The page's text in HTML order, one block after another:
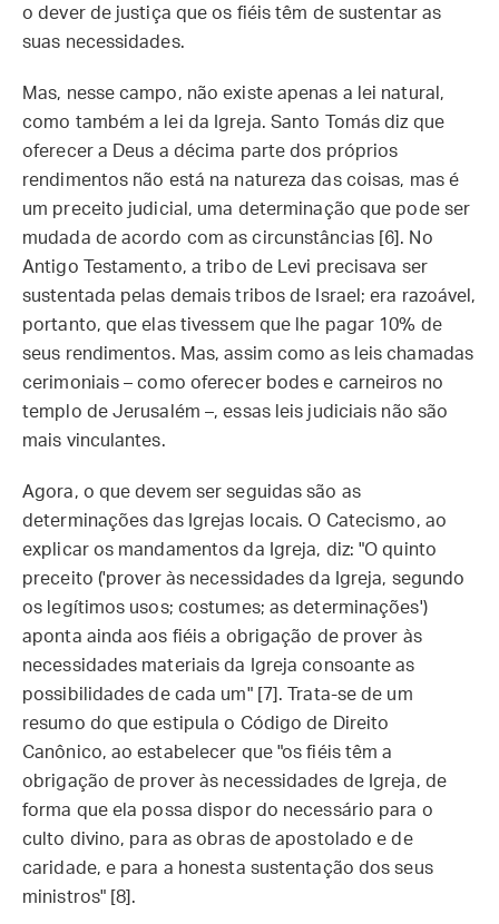
o dever de justiça que os fiéis têm de sustentar as
suas necessidades.
Mas, nesse campo, não existe apenas a lei natural,
como também a lei da Igreja. Santo Tomás diz que
oferecer a Deus a décima parte dos próprios
rendimentos não está na natureza das coisas, mas é
um preceito judicial, uma determinação que pode ser
mudada de acordo com as circunstâncias [6]. No
Antigo Testamento, a tribo de Levi precisava ser
sustentada pelas demais tribos de Israel; era razoável,
portanto, que elas tivessem que lhe pagar 10% de
seus rendimentos. Mas, assim como as leis chamadas
cerimoniais – como oferecer bodes e carneiros no
templo de Jerusalém –, essas leis judiciais não são
mais vinculantes.
Agora, o que devem ser seguidas são as
determinações das Igrejas locais. O Catecismo, ao
explicar os mandamentos da Igreja, diz: "O quinto
preceito ('prover às necessidades da Igreja, segundo
os legítimos usos; costumes; as determinações')
aponta ainda aos fiéis a obrigação de prover às
necessidades materiais da Igreja consoante as
possibilidades de cada um" [7]. Trata-se de um
resumo do que estipula o Código de Direito
Canônico, ao estabelecer que "os fiéis têm a
obrigação de prover às necessidades de Igreja, de
forma que ela possa dispor do necessário para o
culto divino, para as obras de apostolado e de
caridade, e para a honesta sustentação dos seus
ministros" [8].